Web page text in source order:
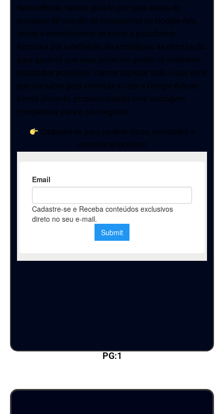
Neste eBook, vamos guiá-lo por cada etapa do
processo de criação de campanhas no Google Ads,
desde o entendimento de como a plataforma
funciona até a definição de estratégias de otimização
para garantir que seus anúncios gerem os melhores
resultados possíveis. Vamos explorar tudo o que você
precisa saber para começar a usar o Google Ads de
forma eficiente, proporcionando uma vantagem
competitiva para o seu negócio.
Cadastre-se para receber dicas, novidades e
conteúdos incríveis!
PG:1